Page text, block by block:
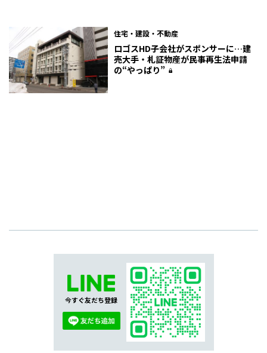
住宅・建設・不動産
ロゴスHD子会社がスポンサーに…建
売大手・札証物産が民事再生法申請
の“やっぱり”
今すぐ友だち登録